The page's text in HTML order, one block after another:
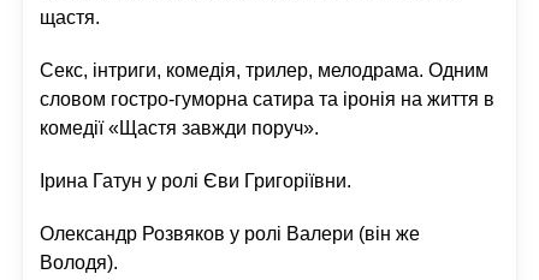
щастя.
Секс, інтриги, комедія, трилер, мелодрама. Одним
словом гостро-гуморна сатира та іронія на життя в
комедії «Щастя завжди поруч».
Ірина Гатун у ролі Єви Григоріївни.
Олександр Розвяков у ролі Валери (він же
Володя).